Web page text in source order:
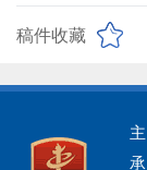
稿件收藏